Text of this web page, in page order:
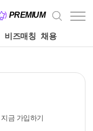
PREMIUM
비즈매칭 채용
지금 가입하기